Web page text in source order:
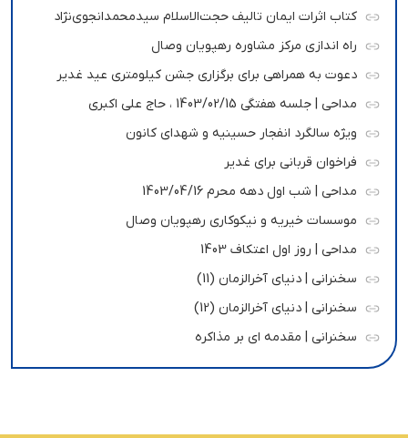
کتاب اثرات ایمان تالیف حجت‌الاسلام سیدمحمدانجوی‌نژاد
راه اندازی مرکز مشاوره رهپویان وصال
دعوت به همراهی برای برگزاری جشن کیلومتری عید غدیر
مداحی | جلسه هفتگی 1403/02/15 ، حاج علی اکبری
ویژه سالگرد انفجار حسینیه و شهدای کانون
فراخوان قربانی برای غدیر
مداحی | شب اول دهه محرم 1403/04/16
موسسات خیریه و نیکوکاری رهپویان وصال
مداحی | روز اول اعتکاف 1403
سخنرانی | دنیای آخرالزمان (11)
سخنرانی | دنیای آخرالزمان (12)
سخنرانی | مقدمه ای بر مذاکره